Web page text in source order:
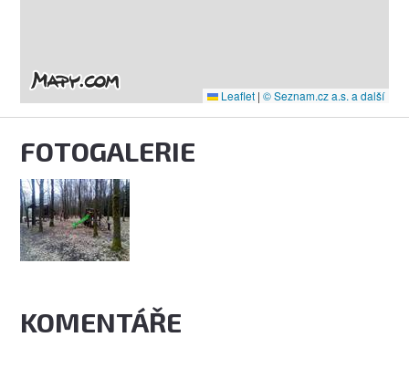
Leaflet | © Seznam.cz a.s. a další
FOTOGALERIE
KOMENTÁŘE